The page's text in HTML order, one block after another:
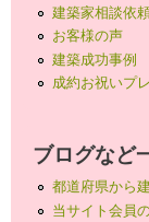
建築家相談依
お客様の声
建築成功事例
成約お祝いプ
ブログなど
都道府県から
当サイト会員